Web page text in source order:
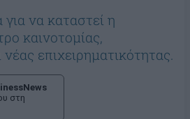
να καταστεί η
καινοτομίας,
επιχειρηματικότητας.
στη